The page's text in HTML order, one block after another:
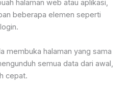
halaman web atau aplikasi,
beberapa elemen seperti
membuka halaman yang sama
semua data dari awal,
cepat.